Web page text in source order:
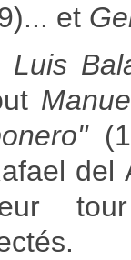
et
Luis
del
tour